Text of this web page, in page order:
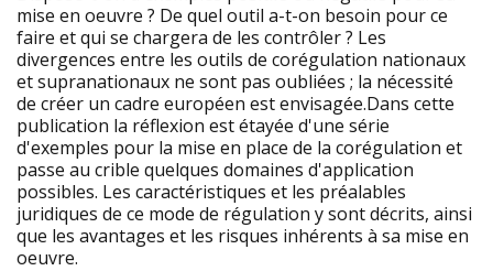
mise en oeuvre ? De quel outil a-t-on besoin pour ce
faire et qui se chargera de les contrôler ? Les
divergences entre les outils de corégulation nationaux
et supranationaux ne sont pas oubliées ; la nécessité
de créer un cadre européen est envisagée.Dans cette
publication la réflexion est étayée d'une série
d'exemples pour la mise en place de la corégulation et
passe au crible quelques domaines d'application
possibles. Les caractéristiques et les préalables
juridiques de ce mode de régulation y sont décrits, ainsi
que les avantages et les risques inhérents à sa mise en
oeuvre.